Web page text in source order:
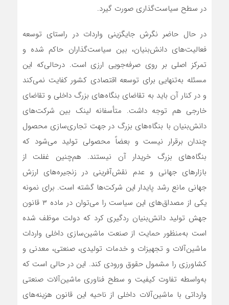
در سطح سیاست‌گذاری صورت گیرد.
در حال حاضر نگرش جایگزینی واردات در راستای توسعه
فعالیت‌های دانش‌بنیان، بین سیاست‌گذاران حاکم شده و
تمرکز اصلی بر روی صرفه‌جویی ارزی است. درحالی‌که این
مسئله به‌تنهایی برای توسعه اقتصادی کشور کفایت نمی‌کند
و در کنار آن باید به تقاضای بنگاه‌های بزرگ داخلی و تقاضای
خارجی هم توجه داشت. متأسفانه لینک بین شرکت‌های
دانش‌بنیان با بنگاه‌های بزرگ در جهت تجاری‌سازی محصول
چندان برقرار نیست و بعضاً محصولی تولید می‌شود که
بنگاه‌های بزرگ خریدار آن نیستند. هم‌چنین غفلت از
بازارهای جهانی و عدم نقش‌آفرینی در زنجیره‌های ارزش
جهانی مانع رشد پایدار این شرکت‌ها گشته است. برای نمونه
یکی از مصداق‌های این سیاست را می‌توان در ماده ۳ قانون
جهش تولید دانش‌بنیان ردگیری کرد که دولت موظف شده
است به‌منظور حمایت از صنعت ماشین‌سازی داخلی واردات
ماشین‌آلات و تجهیزات و خدمات تولیدی، صنعتی، معدنی و
کشاورزی را مشمول حقوق ورودی کند. این در حالی است که
به‌واسطه تفاوت کیفیت و سطح فناوری ماشین‌آلات صنعتی
وارداتی با ماشین‌آلات داخلی از ناحیه این قانون هزینه‌های